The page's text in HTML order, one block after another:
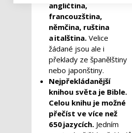
angličtina,
francouzština,
němčina, ruština
a italština. Velice
žádané jsou ale i
překlady ze španělštiny
nebo japonštiny.
Nejpřekládanější
knihou světa je Bible.
Celou knihu je možné
přečíst ve více než
650 jazycích. Jedním